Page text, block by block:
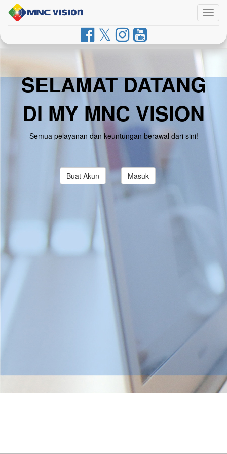
SELAMAT DATANG
DI MY MNC VISION
Semua pelayanan dan keuntungan berawal dari sini!
Buat Akun Masuk